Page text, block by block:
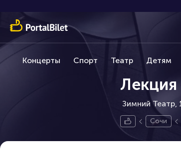
Концерты Спорт Театр Детям
Лекция
Зимний Театр,
Сочи